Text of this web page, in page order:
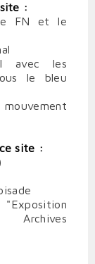
:
FN et le
avec les
le bleu
site :
Archives